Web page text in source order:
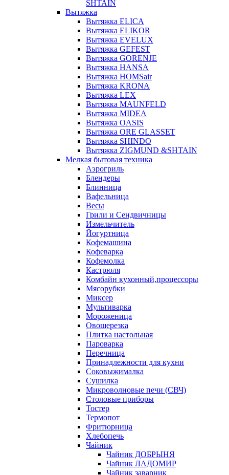
SHTAIN
Вытяжка
Вытяжка ELICA
Вытяжка ELIKOR
Вытяжка EVELUX
Вытяжка GEFEST
Вытяжка GORENJE
Вытяжка HANSA
Вытяжка HOMSair
Вытяжка KRONA
Вытяжка LEX
Вытяжка MAUNFELD
Вытяжка MIDEA
Вытяжка OASIS
Вытяжка ORE GLASSET
Вытяжка SHINDO
Вытяжка ZIGMUND &SHTAIN
Мелкая бытовая техника
Аэрогриль
Блендеры
Блинница
Вафельница
Весы
Грили и Сендвичницы
Измельчитель
Йогуртница
Кофемашина
Кофеварка
Кофемолка
Кастрюля
Комбайн кухонный,процессоры
Мясорубки
Миксер
Мультиварка
Мороженица
Овощерезка
Плитка настольная
Пароварка
Перечница
Принадлежности для кухни
Соковыжималка
Сушилка
Микроволновые печи (СВЧ)
Столовые приборы
Тостер
Термопот
Фритюрница
Хлебопечь
Чайник
Чайник ДОБРЫНЯ
Чайник ЛАДОМИР
Чайник заварник